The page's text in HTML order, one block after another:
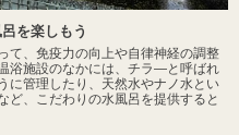
を楽しもう
て、免疫力の向上や自律神経の調整
浴施設のなかには、チラ―と呼ばれ
に管理したり、天然水やナノ水とい
ど、こだわりの水風呂を提供すると